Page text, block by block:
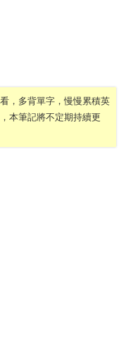
，多背單字，慢慢累積英
本筆記將不定期持續更